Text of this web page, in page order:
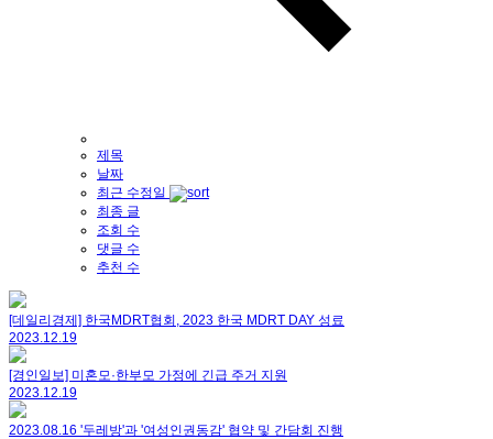
제목
날짜
최근 수정일
최종 글
조회 수
댓글 수
추천 수
[데일리경제] 한국MDRT협회, 2023 한국 MDRT DAY 성료
2023.12.19
[경인일보] 미혼모·한부모 가정에 긴급 주거 지원
2023.12.19
2023.08.16 '두레방'과 '여성인권동감' 협약 및 간담회 진행